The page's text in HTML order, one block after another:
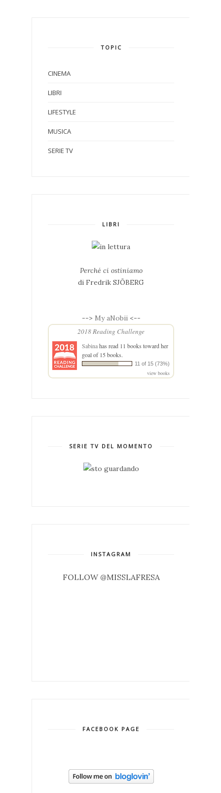
TOPIC
CINEMA
LIBRI
LIFESTYLE
MUSICA
SERIE TV
LIBRI
Perché ci ostiniamo
di Fredrik SJÖBERG
--> My aNobii <--
2018 Reading Challenge
Sabinahas read 11 books toward her
goal of 15 books.
11 of 15 (73%)
view books
SERIE TV DEL MOMENTO
INSTAGRAM
FOLLOW @MISSLAFRESA
FACEBOOK PAGE